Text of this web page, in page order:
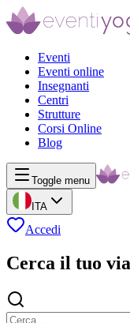
Eventi
Eventi online
Insegnanti
Centri
Strutture
Corsi Online
Blog
Toggle menu
ITA
Accedi
Cerca il tuo